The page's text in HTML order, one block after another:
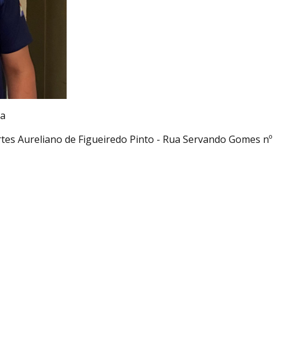
Aureliano de Figueiredo Pinto - Rua Servando Gomes nº